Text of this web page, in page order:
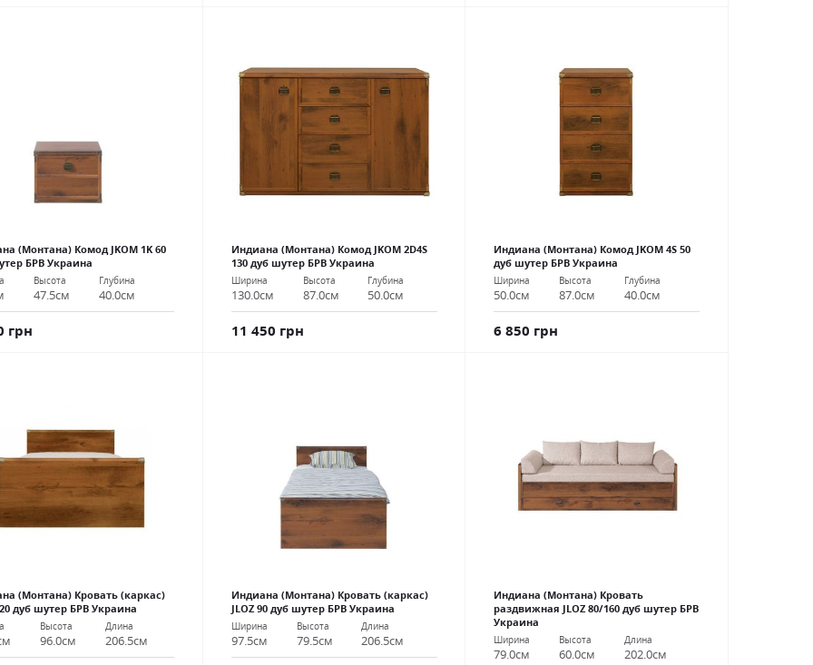
(Монтана) Комод JKOM 1K 60
БРВ Украина
Высота
47.5см
Глубина
40.0см
грн
Индиана (Монтана) Комод JKOM 2D4S
130 дуб шутер БРВ Украина
Ширина
130.0см
Высота
87.0см
Глубина
50.0см
11 450 грн
Индиана (Монтана) Комод JKOM 4S 50
дуб шутер БРВ Украина
Ширина
50.0см
Высота
87.0см
Глубина
40.0см
6 850 грн
(Монтана) Кровать (каркас)
дуб шутер БРВ Украина
Высота
96.0см
Длина
206.5см
Индиана (Монтана) Кровать (каркас)
JLOZ 90 дуб шутер БРВ Украина
Ширина
97.5см
Высота
79.5см
Длина
206.5см
Индиана (Монтана) Кровать
раздвижная JLOZ 80/160 дуб шутер БРВ
Украина
Ширина
79.0см
Высота
60.0см
Длина
202.0см